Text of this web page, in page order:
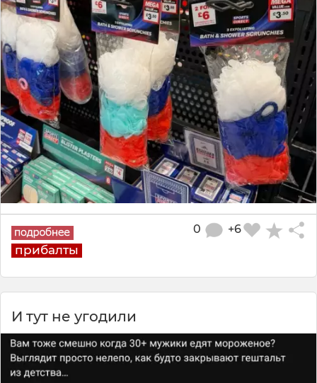
прибалты
+6
0
И тут не угодили